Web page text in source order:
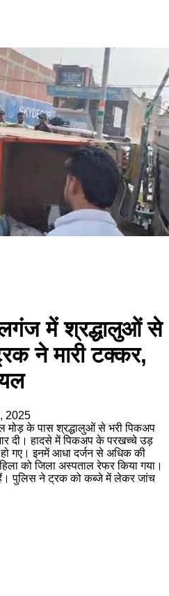
में श्रद्धालुओं से
ने मारी टक्कर,
2025
के पास श्रद्धालुओं से भरी पिकअप
दी। हादसे में पिकअप के परखच्चे उड़
गए। इनमें आधा दर्जन से अधिक की
को जिला अस्पताल रेफर किया गया।
हैं। पुलिस ने ट्रक को कब्जे में लेकर जांच